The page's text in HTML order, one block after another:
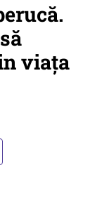
viața